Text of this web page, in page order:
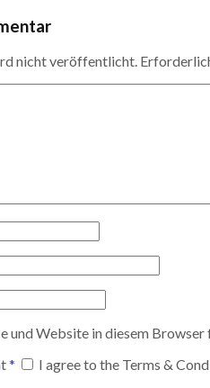
nicht veröffentlicht.
und Website in diesem
* I agree to the Terms &